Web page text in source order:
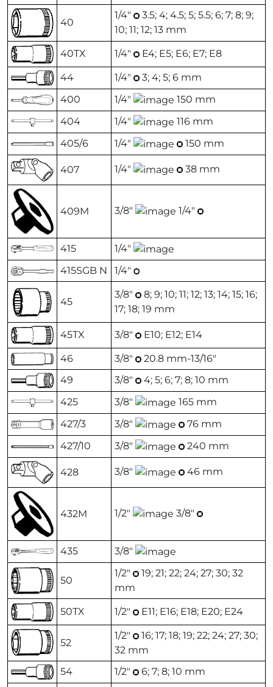
40
1/4"
3.5; 4; 4.5; 5; 5.5; 6; 7; 8; 9;
10; 11; 12; 13 mm
40TX 1/4" E4; E5; E6; E7; E8
44 1/4"
3; 4; 5; 6 mm
400
1/4"
150 mm
404
1/4"
116 mm
405/6
1/4" 150 mm
407 1/4" 38 mm
409M 3/8" 1/4"
415
1/4"
415SGB N
1/4"
45
3/8"
8; 9; 10; 11; 12; 13; 14; 15; 16;
17; 18; 19 mm
45TX 3/8" E10; E12; E14
46 3/8"
20.8 mm-13/16"
49
3/8"
4; 5; 6; 7; 8; 10 mm
425
3/8"
165 mm
427/3
3/8"
76 mm
427/10
3/8" 240 mm
428 3/8" 46 mm
432M 1/2" 3/8"
435 3/8"
50
1/2"
19; 21; 22; 24; 27; 30; 32
mm
50TX 1/2" E11; E16; E18; E20; E24
52
1/2"
16; 17; 18; 19; 22; 24; 27; 30;
32 mm
54
1/2" 6; 7; 8; 10 mm